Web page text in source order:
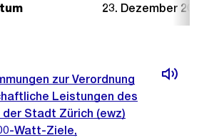
23. Dezember
zur Verordnung
Leistungen des
Stadt Zürich (ewz)
Watt-Ziele,